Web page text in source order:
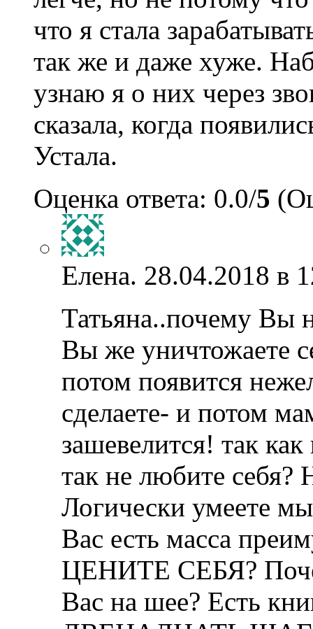
что я стала
так же и даже хуже.
узнаю я о них через
сказала, когда
Устала.
Оценка ответа: 0.0/5
Елена. 28.04.2018 в
Татьяна..почему Вы
Вы же уничтожаете
потом появится
сделаете- и потом
зашевелится! так
так не любите себя?
Логически умеете
Вас есть масса
ЦЕНИТЕ СЕБЯ?
Вас на шее? Есть